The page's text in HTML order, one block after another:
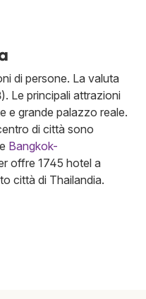
di persone. La valuta
Le principali attrazioni
e grande palazzo reale.
di città sono
Bangkok-
offre 1745 hotel a
città di Thailandia.